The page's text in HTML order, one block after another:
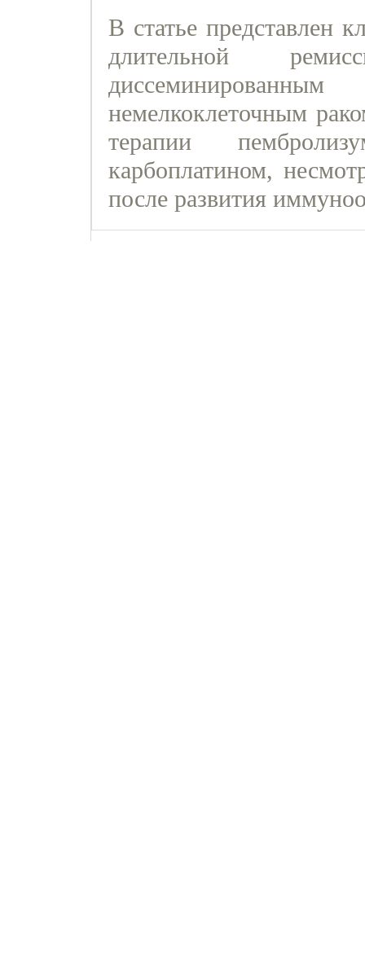
В статье представлен
длительной
немелкоклеточным
терапии
карбоплатином,
после развития